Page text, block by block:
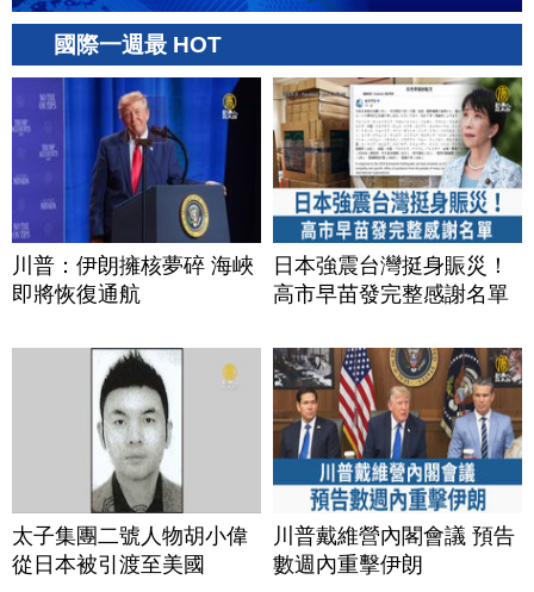
國際一週最 HOT
川普：伊朗擁核夢碎 海峽
即將恢復通航
日本強震台灣挺身賑災！
高市早苗發完整感謝名單
太子集團二號人物胡小偉
從日本被引渡至美國
川普戴維營內閣會議 預告
數週內重擊伊朗